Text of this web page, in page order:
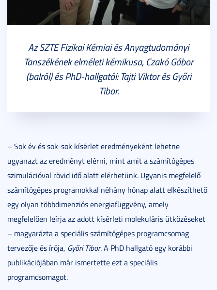
Az SZTE Fizikai Kémiai és Anyagtudományi
Tanszékének elméleti kémikusa, Czakó Gábor
(balról) és PhD-hallgatói: Tajti Viktor és Győri
Tibor.
– Sok év és sok-sok kísérlet eredményeként lehetne
ugyanazt az eredményt elérni, mint amit a számítógépes
szimulációval rövid idő alatt elérhetünk. Ugyanis megfelelő
számítógépes programokkal néhány hónap alatt elkészíthető
egy olyan többdimenziós energiafüggvény, amely
megfelelően leírja az adott kísérleti molekuláris ütközéseket
– magyarázta a speciális számítógépes programcsomag
tervezője és írója, Győri Tibor. A PhD hallgató egy korábbi
publikációjában már ismertette ezt a speciális
programcsomagot.